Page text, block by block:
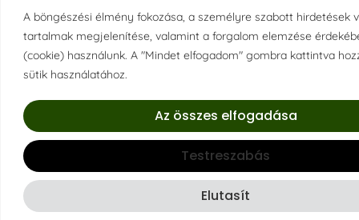
A böngészési élmény fokozása, a személyre szabott hirdetések
tartalmak megjelenítése, valamint a forgalom elemzése
(cookie) használunk. A "Mindet elfogadom" gombra kattintva
sütik használatához.
Testreszabás
Elutasít
Az összes elfogadása